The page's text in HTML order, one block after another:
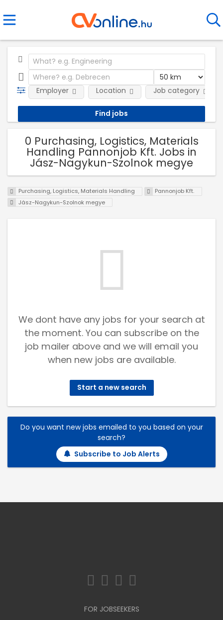
Employer Location Job category
0 Purchasing, Logistics, Materials
Handling Pannonjob Kft. Jobs in
Jász-Nagykun-Szolnok megye
Purchasing, Logistics, Materials Handling
Pannonjob Kft.
Jász-Nagykun-Szolnok megye
We dont have any jobs for your search at
the moment. You can subscribe on the
job mailer above and we will email you
when new jobs are available.
Start a new search
Do you want new jobs emailed to you based on your
search?
Subscribe to Job Alerts
FOR JOBSEEKERS